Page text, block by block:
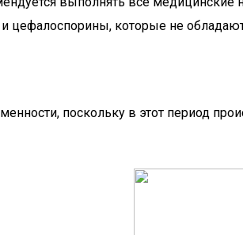
которые не
поскольку в этот период